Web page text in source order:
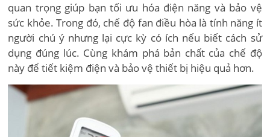
quan trọng giúp bạn tối ưu hóa điện năng và bảo vệ
sức khỏe. Trong đó, chế độ fan điều hòa là tính năng ít
người chú ý nhưng lại cực kỳ có ích nếu biết cách sử
dụng đúng lúc. Cùng khám phá bản chất của chế độ
này để tiết kiệm điện và bảo vệ thiết bị hiệu quả hơn.